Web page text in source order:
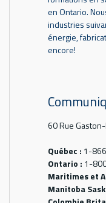
en Ontario.
industries
énergie,
encore!
60 Rue
Québec : 1-
Ontario : 1-
Maritimes et
Manitoba